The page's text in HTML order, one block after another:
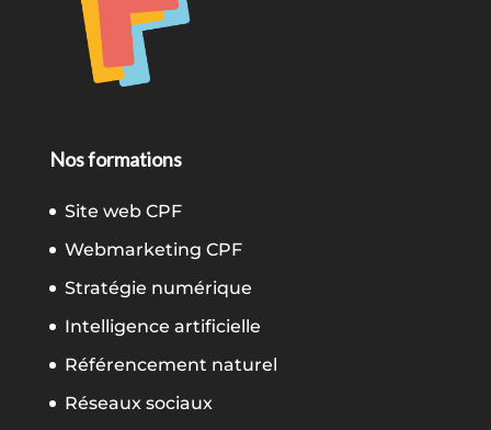
Nos formations
Site web CPF
Webmarketing CPF
Stratégie numérique
Intelligence artificielle
Référencement naturel
Réseaux sociaux